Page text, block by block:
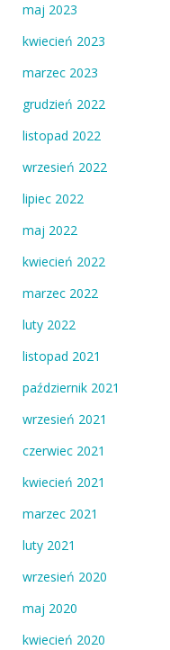
maj 2023
kwiecień 2023
marzec 2023
grudzień 2022
listopad 2022
wrzesień 2022
lipiec 2022
maj 2022
kwiecień 2022
marzec 2022
luty 2022
listopad 2021
październik 2021
wrzesień 2021
czerwiec 2021
kwiecień 2021
marzec 2021
luty 2021
wrzesień 2020
maj 2020
kwiecień 2020